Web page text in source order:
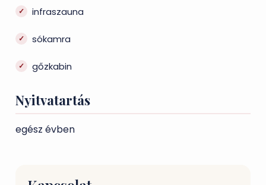
infraszauna
sókamra
gőzkabin
Nyitvatartás
egész évben